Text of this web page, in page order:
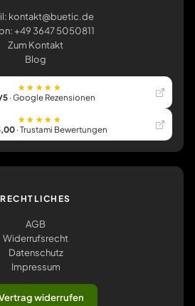
kontakt@buetic.de
+49 3647 5050811
Zum Kontakt
Blog
★★★★★
5· Google Rezensionen
★★★★★
· Trustami Bewertungen
RECHTLICHES
AGB
Widerrufsrecht
Datenschutz
Impressum
widerrufen